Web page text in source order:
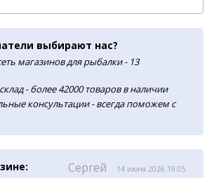
выбирают нас?
магазинов для рыбалки - 13
- более 42000 товаров в наличии
консультации - всегда поможем с
Сергей 14 июня 2026 19:05